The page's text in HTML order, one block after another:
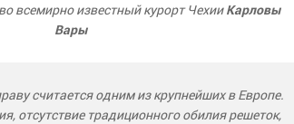
всемирно известный курорт ЧехииКарловы
Вары
считается одним из крупнейших в Европе.
отсутствие традиционного обилия решеток,